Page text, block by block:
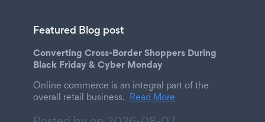
Featured Blog post
Converting Cross-Border Shoppers During
Black Friday & Cyber Monday
Online commerce is an integral part of the
overall retail business. Read More